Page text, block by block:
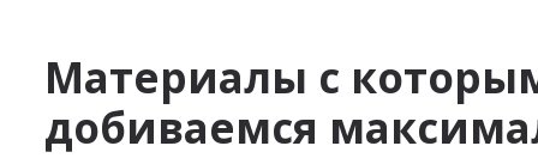
Материалы с
добиваемся